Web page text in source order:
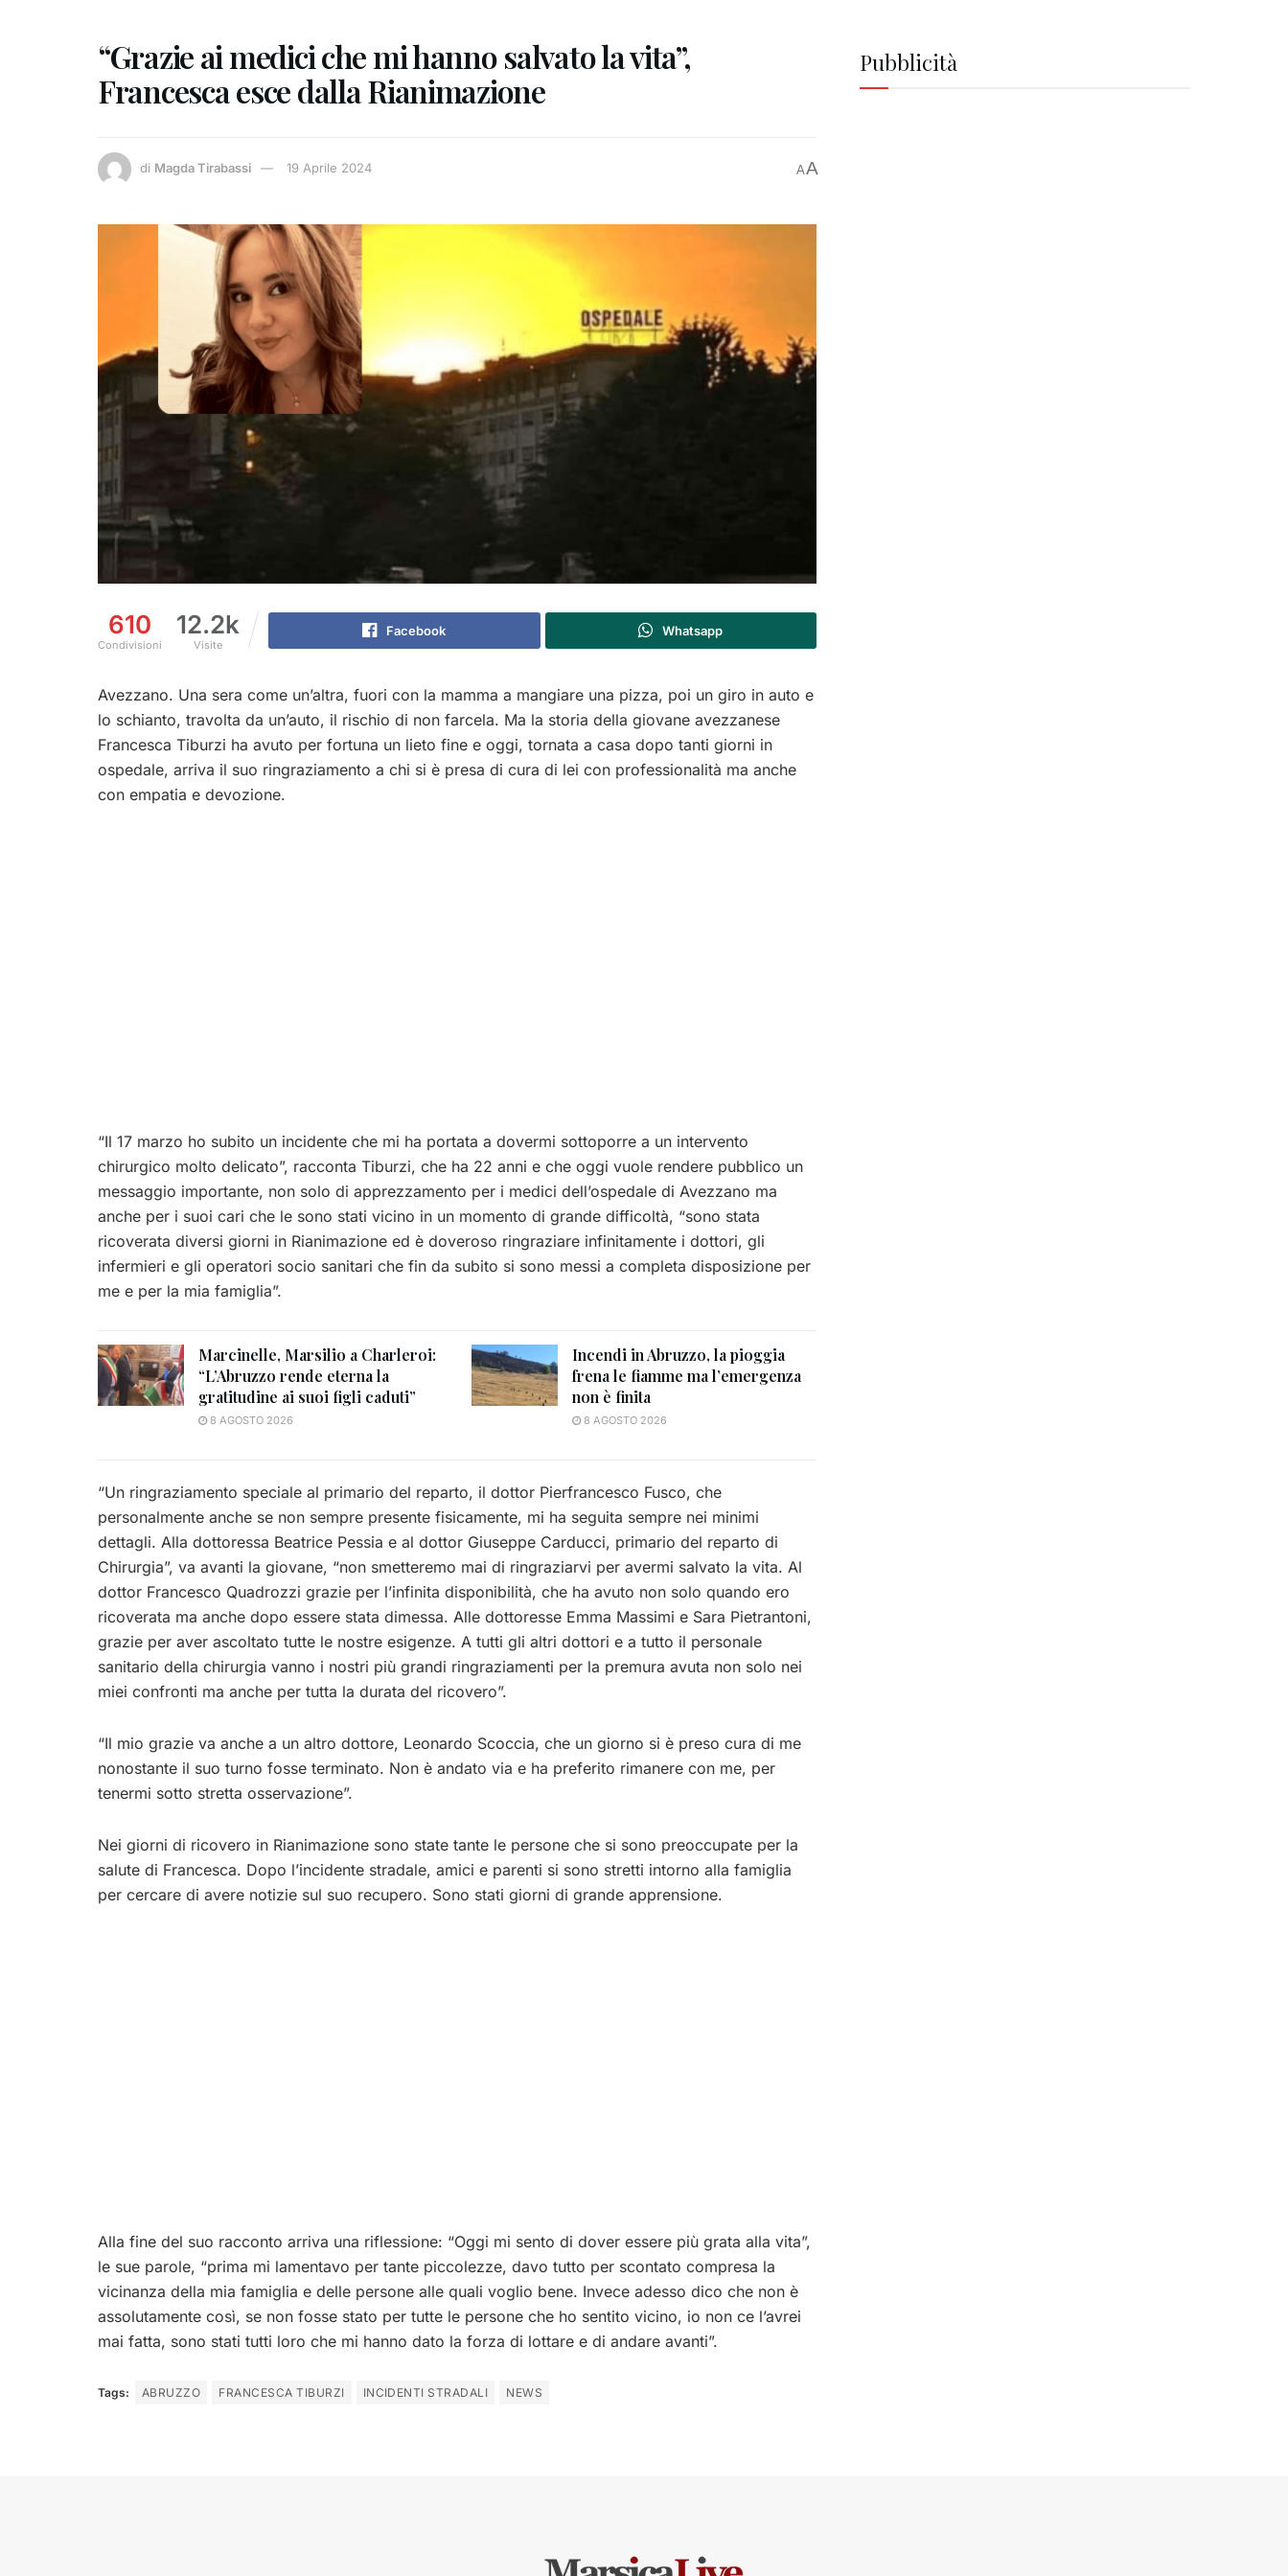
“Grazie ai medici che mi hanno salvato la vita”,
Francesca esce dalla Rianimazione
di Magda Tirabassi 19 Aprile 2024 AA
610
Condivisioni
12.2k
Visite
Facebook Whatsapp
Avezzano. Una sera come un’altra, fuori con la mamma a mangiare una pizza, poi un giro in auto e
lo schianto, travolta da un’auto, il rischio di non farcela. Ma la storia della giovane avezzanese
Francesca Tiburzi ha avuto per fortuna un lieto fine e oggi, tornata a casa dopo tanti giorni in
ospedale, arriva il suo ringraziamento a chi si è presa di cura di lei con professionalità ma anche
con empatia e devozione.
“Il 17 marzo ho subito un incidente che mi ha portata a dovermi sottoporre a un intervento
chirurgico molto delicato”, racconta Tiburzi, che ha 22 anni e che oggi vuole rendere pubblico un
messaggio importante, non solo di apprezzamento per i medici dell’ospedale di Avezzano ma
anche per i suoi cari che le sono stati vicino in un momento di grande difficoltà, “sono stata
ricoverata diversi giorni in Rianimazione ed è doveroso ringraziare infinitamente i dottori, gli
infermieri e gli operatori socio sanitari che fin da subito si sono messi a completa disposizione per
me e per la mia famiglia”.
Marcinelle, Marsilio a Charleroi:
“L’Abruzzo rende eterna la
gratitudine ai suoi figli caduti”
8 AGOSTO 2026
Incendi in Abruzzo, la pioggia
frena le fiamme ma l’emergenza
non è finita
8 AGOSTO 2026
“Un ringraziamento speciale al primario del reparto, il dottor Pierfrancesco Fusco, che
personalmente anche se non sempre presente fisicamente, mi ha seguita sempre nei minimi
dettagli. Alla dottoressa Beatrice Pessia e al dottor Giuseppe Carducci, primario del reparto di
Chirurgia”, va avanti la giovane, “non smetteremo mai di ringraziarvi per avermi salvato la vita. Al
dottor Francesco Quadrozzi grazie per l’infinita disponibilità, che ha avuto non solo quando ero
ricoverata ma anche dopo essere stata dimessa. Alle dottoresse Emma Massimi e Sara Pietrantoni,
grazie per aver ascoltato tutte le nostre esigenze. A tutti gli altri dottori e a tutto il personale
sanitario della chirurgia vanno i nostri più grandi ringraziamenti per la premura avuta non solo nei
miei confronti ma anche per tutta la durata del ricovero”.
“Il mio grazie va anche a un altro dottore, Leonardo Scoccia, che un giorno si è preso cura di me
nonostante il suo turno fosse terminato. Non è andato via e ha preferito rimanere con me, per
tenermi sotto stretta osservazione”.
Nei giorni di ricovero in Rianimazione sono state tante le persone che si sono preoccupate per la
salute di Francesca. Dopo l’incidente stradale, amici e parenti si sono stretti intorno alla famiglia
per cercare di avere notizie sul suo recupero. Sono stati giorni di grande apprensione.
Alla fine del suo racconto arriva una riflessione: “Oggi mi sento di dover essere più grata alla vita”,
le sue parole, “prima mi lamentavo per tante piccolezze, davo tutto per scontato compresa la
vicinanza della mia famiglia e delle persone alle quali voglio bene. Invece adesso dico che non è
assolutamente così, se non fosse stato per tutte le persone che ho sentito vicino, io non ce l’avrei
mai fatta, sono stati tutti loro che mi hanno dato la forza di lottare e di andare avanti”.
Tags: ABRUZZO FRANCESCA TIBURZI INCIDENTI STRADALI NEWS
Pubblicità